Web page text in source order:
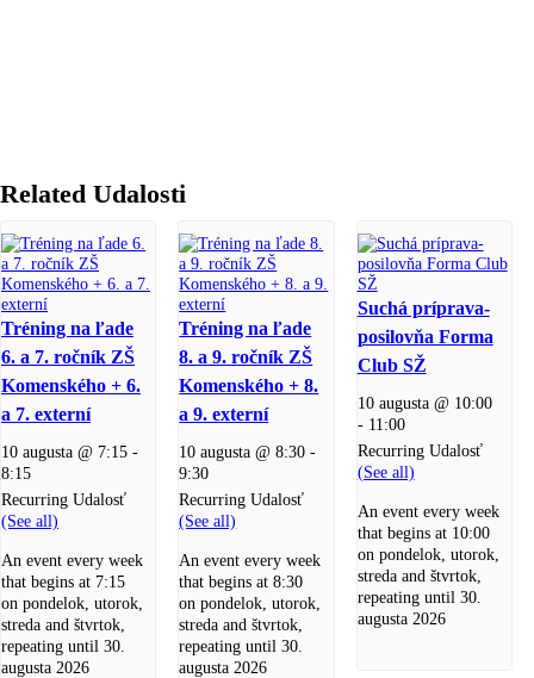
Related Udalosti
Tréning na ľade
6. a 7. ročník ZŠ
Komenského + 6.
a 7. externí
10 augusta @ 7:15 -
8:15
Recurring Udalosť
(See all)
An event every week
that begins at 7:15
on pondelok, utorok,
streda and štvrtok,
repeating until 30.
augusta 2026
Tréning na ľade
8. a 9. ročník ZŠ
Komenského + 8.
a 9. externí
10 augusta @ 8:30 -
9:30
Recurring Udalosť
(See all)
An event every week
that begins at 8:30
on pondelok, utorok,
streda and štvrtok,
repeating until 30.
augusta 2026
Suchá príprava-
posilovňa Forma
Club SŽ
10 augusta @ 10:00
- 11:00
Recurring Udalosť
(See all)
An event every week
that begins at 10:00
on pondelok, utorok,
streda and štvrtok,
repeating until 30.
augusta 2026